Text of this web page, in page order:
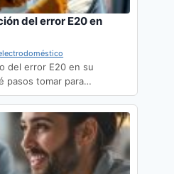
del error E20 en
del error E20 en su
pasos tomar para…